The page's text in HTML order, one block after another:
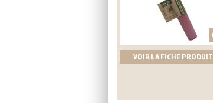
VOIR LA FICHE PRODUIT